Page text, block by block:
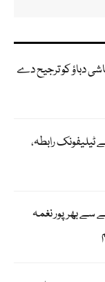
دباؤ کو ترجیح دے
ٹیلیفونک رابطہ،
سے بھرپور نغمہ